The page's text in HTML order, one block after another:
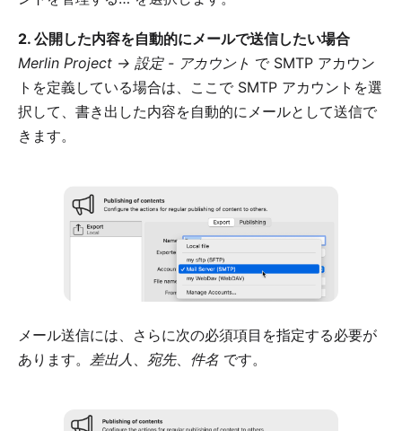
2. 公開した内容を自動的にメールで送信したい場合
Merlin Project → 設定 - アカウント で SMTP アカウン
トを定義している場合は、ここで SMTP アカウントを選
択して、書き出した内容を自動的にメールとして送信で
きます。
メール送信には、さらに次の必須項目を指定する必要が
あります。 差出人 宛先、 件名 です。